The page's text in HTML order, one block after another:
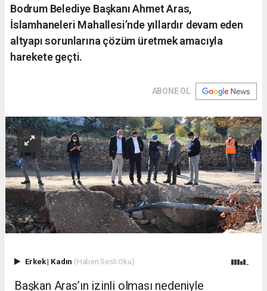
Bodrum Belediye Başkanı Ahmet Aras,
İslamhaneleri Mahallesi’nde yıllardır devam eden
altyapı sorunlarına çözüm üretmek amacıyla
harekete geçti.
ABONE OL
Erkek| Kadın (Haberi Sesli Oku)
Başkan Aras’ın izinli olması nedeniyle